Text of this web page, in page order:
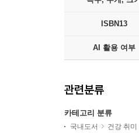
ISBN13
AI 활용 여부
관련분류
카테고리 분류
국내도서 건강 취미